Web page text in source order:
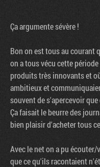
Ça argumente sévère !
Bon on est tous au courant
on a tous vécu cette
produits très innovants et
ambitieux et
souvent de s'apercevoir
Ça faisait le beurre des
bien plaisir d'acheter tous
Avec le net on a pu
que ce qu'ils racontaient